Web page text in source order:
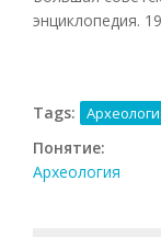
энциклопедия.
Tags:
Понятие:
Археология